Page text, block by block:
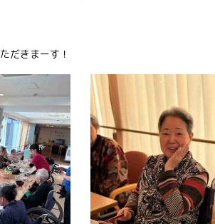
だきまーす！